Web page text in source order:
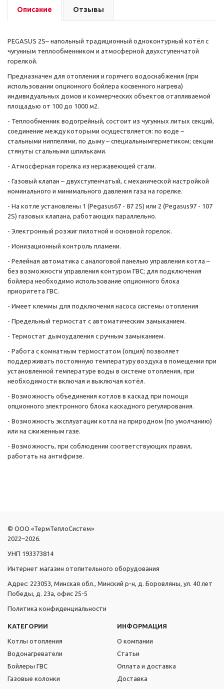
Описание Отзывы
PEGASUS 2S– напольный традиционный одноконтурный котёл с
чугунным теплообменником и атмосферной двухступенчатой
горелкой.
Предназначен для отопления и горячего водоснабжения (при
использовании опционного бойлера косвенного нагрева)
индивидуальных домов и коммерческих объектов отапливаемой
площадью от 100 до 1000 м2.
- Теплообменник водогрейный, состоит из чугунных литых секций,
соединение между которыми осуществляется: по воде –
стальными ниппелями, по дыму – специальнымгерметиком; секции
стянуты стальными шпильками.
- Атмосферная горелка из нержавеющей стали.
- Газовый клапан – двухступенчатый, с механической настройкой
номинального и минимального давления газа на горелке.
- На котле установлены 1 (Pegasus67 - 87 2S) или 2 (Pegasus97 - 107
2S) газовых клапана, работающих параллельно.
- Электронный розжиг пилотной и основной горелок.
- Ионизационный контроль пламени.
- Релейная автоматика с аналоговой панелью управления котла –
без возможности управления контуром ГВС; для подключения
бойлера необходимо использование опционного блока
приоритета ГВС.
- Имеет клеммы для подключения насоса системы отопления
- Предельный термостат с автоматическим замыканием.
- Термостат дымоудаления с ручным замыканием.
- Работа с комнатным термостатом (опция) позволяет
поддерживать постоянную температуру воздуха в помещении при
установленной температуре воды в системе отопления, при
необходимости включая и выключая котёл.
- Возможность объединения котлов в каскад при помощи
опционного электронного блока каскадного регулирования.
- Возможность эксплуатации котла на природном (по умолчанию)
или на сжиженным газе.
- Возможность, при соблюдении соответствующих правил,
работать на антифризе.
© ООО «ТермТеплоСистем»
2022–2026.
УНП 193373814
Интернет магазин отопительного оборудования
Адрес: 223053, Минская обл., Минский р-н, д. Боровляны, ул. 40 лет
Победы, д. 23а, офис 25-5
Политика конфиденциальности
КАТЕГОРИИ
Котлы отопления
Водонагреватели
Бойлеры ГВС
Газовые колонки
ИНФОРМАЦИЯ
О компании
Статьи
Оплата и доставка
Доставка